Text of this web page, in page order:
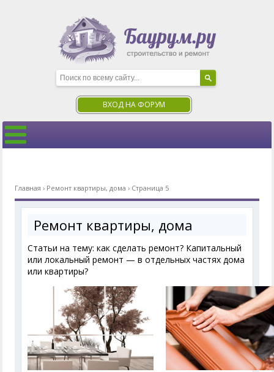
ВХОД НА ФОРУМ
Главная › Ремонт квартиры, дома › Страница 5
Ремонт квартиры, дома
Статьи на тему: как сделать ремонт? Капитальный
или локальный ремонт — в отдельных частях дома
или квартиры?